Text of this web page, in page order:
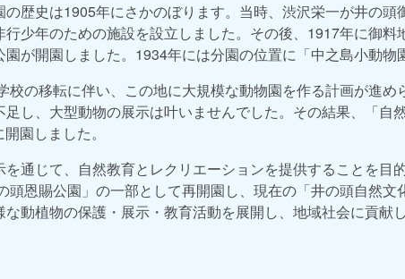
の歴史は1905年にさかのぼります。当時、渋沢栄一が井の頭
少年のための施設を設立しました。その後、1917年に御料
が開園しました。1934年には分園の位置に「中之島小動物
校の移転に伴い、この地に大規模な動物園を作る計画が進め
足し、大型動物の展示は叶いませんでした。その結果、「自
園しました。
通じて、自然教育とレクリエーションを提供することを目
頭恩賜公園」の一部として再開園し、現在の「井の頭自然文
な動植物の保護・展示・教育活動を展開し、地域社会に貢献し